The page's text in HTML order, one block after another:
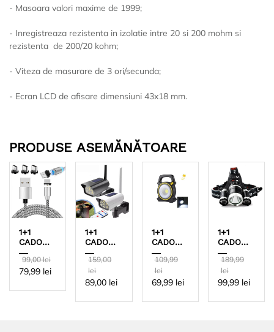
- Masoara valori maxime de 1999;
- Inregistreaza rezistenta in izolatie intre 20 si 200 mohm si
rezistenta de 200/20 kohm;
- Viteza de masurare de 3 ori/secunda;
- Ecran LCD de afisare dimensiuni 43x18 mm.
PRODUSE ASEMĂNĂTOARE
1+1
CADOU
- Cablu
de
incarcare
magnetic
99,00 lei
79,99 lei
1+1
CADOU
-
Cameră
video
falsă 35
pentru
159,00
lei
89,00 lei
1+1
CADOU
Lanterna
2in1
COB
Camping
10W,
109,99
lei
69,99 lei
1+1
CADOU
Lanterna
Profesionala
de cap
reglabila
LED
189,99
lei
99,99 lei